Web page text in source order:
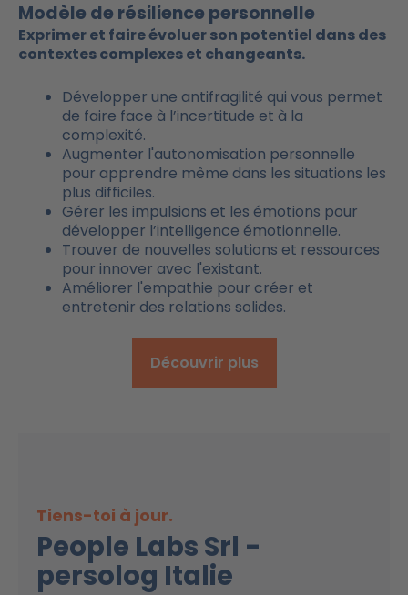
Modèle de résilience personnelle
Exprimer et faire évoluer son potentiel dans des
contextes complexes et changeants.
Développer une antifragilité qui vous permet
de faire face à l’incertitude et à la
complexité.
Augmenter l'autonomisation personnelle
pour apprendre même dans les situations les
plus difficiles.
Gérer les impulsions et les émotions pour
développer l’intelligence émotionnelle.
Trouver de nouvelles solutions et ressources
pour innover avec l'existant.
Améliorer l'empathie pour créer et
entretenir des relations solides.
Découvrir plus
Tiens-toi à jour.
People Labs Srl -
persolog Italie